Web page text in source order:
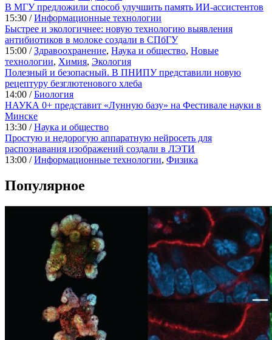
В МГУ предложили способ улучшить память ИИ-ассистентов
15:30 /Информационные технологии
Быстрее и экологичнее: новую технологию выявления
антибиотиков в молоке создали в СПбГУ
15:00 /Здравоохранение, Наука и общество, Новые
технологии, Химия, Экология
Полезный и безопасный. В ПНИПУ представили новую
рецептуру безглютенового хлеба
14:00 /Биология
НАУКА 0+ представит «Лунную базу» на Фестивале науки в
Минске
13:30 /Наука и общество
Простую и недорогую аппаратную нейросеть для
распознавания изображений создали в ЛЭТИ
13:00 /Информационные технологии, Физика
Популярное